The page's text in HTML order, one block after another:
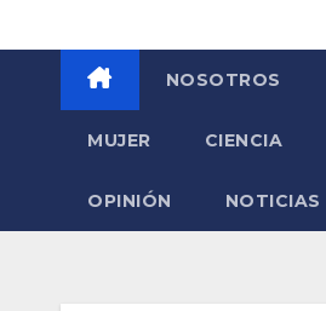
NOSOTROS
MUJER CIENCIA
OPINIÓN NOTICIAS